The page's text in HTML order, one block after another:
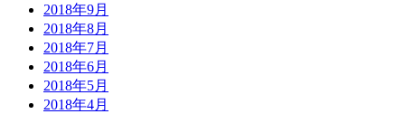
2018年9月
2018年8月
2018年7月
2018年6月
2018年5月
2018年4月